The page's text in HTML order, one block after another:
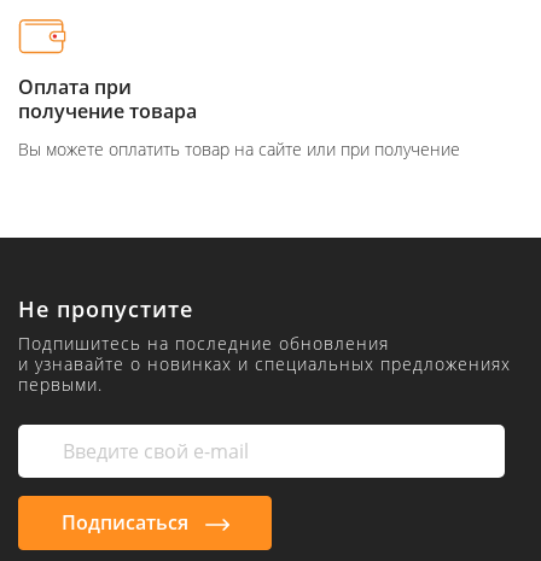
Оплата при
получение товара
Вы можете оплатить товар на сайте или при получение
Не пропустите
Подпишитесь на последние обновления
и узнавайте о новинках и специальных предложениях
первыми.
Подписаться